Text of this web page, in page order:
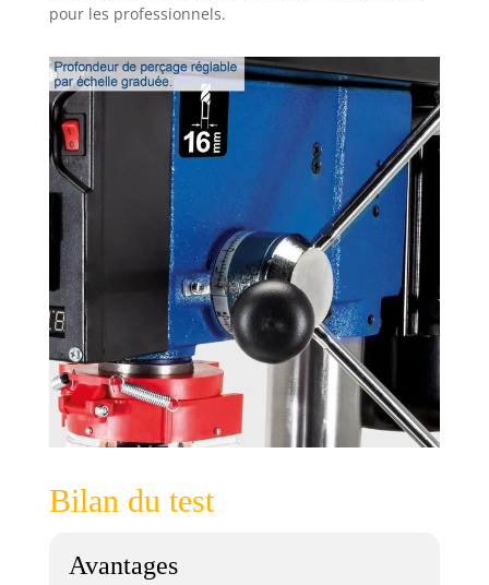
pour les professionnels.
Bilan du test
Avantages